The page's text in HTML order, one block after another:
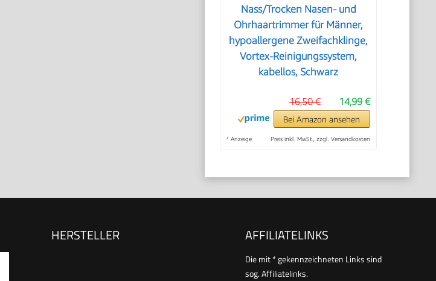
Nass/Trocken Nasen- und
Ohrhaartrimmer für Männer,
hypoallergene Zweifachklinge,
Vortex-Reinigungssystem,
kabellos, Schwarz
14,99 €
16,50 €
Bei Amazon ansehen
* Anzeige Preis inkl. MwSt., zzgl. Versandkosten
HERSTELLER AFFILIATELINKS
Die mit * gekennzeichneten Links sind
sog. Affiliatelinks.